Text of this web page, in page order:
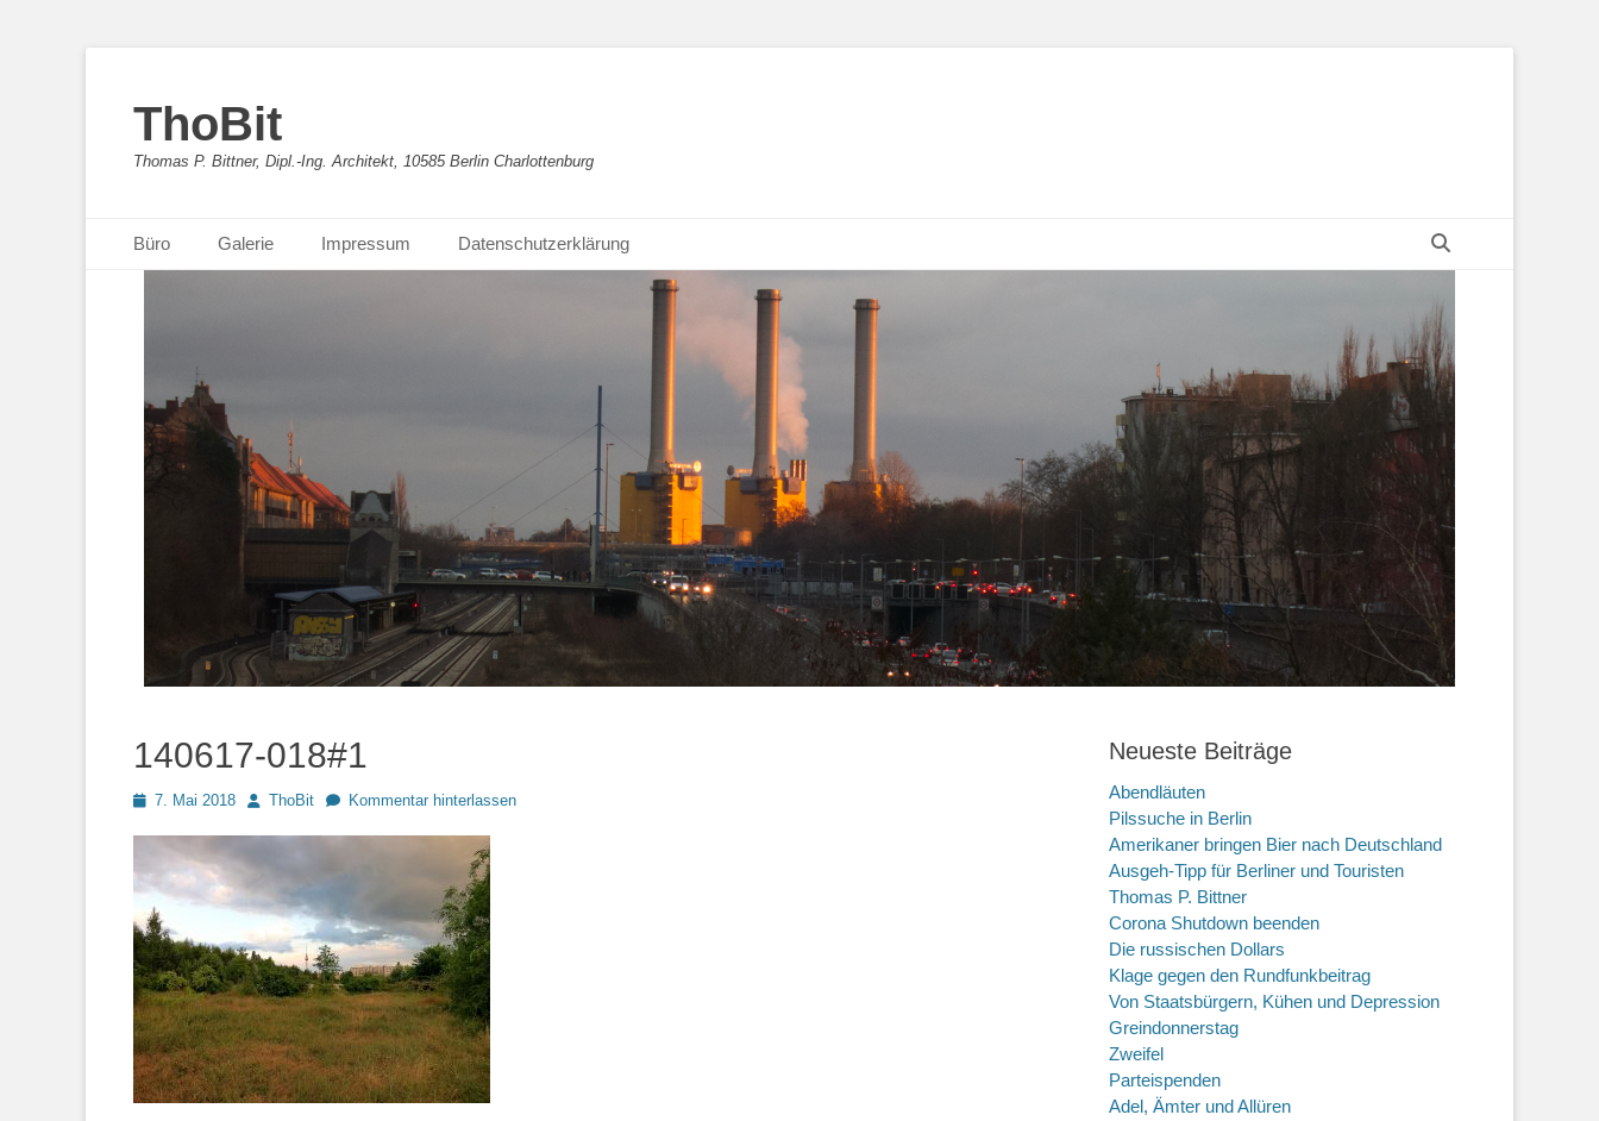
ThoBit
Thomas P. Bittner, Dipl.-Ing. Architekt, 10585 Berlin Charlottenburg
Primäres Menü
Inhalt
Büro Galerie Impressum Datenschutzerklärung
140617-018#1
Posted7. Mai 2018 AutorThoBit Kommentar hinterlassen
Neueste Beiträge
Abendläuten
Pilssuche in Berlin
Amerikaner bringen Bier nach Deutschland
Ausgeh-Tipp für Berliner und Touristen
Thomas P. Bittner
Corona Shutdown beenden
Die russischen Dollars
Klage gegen den Rundfunkbeitrag
Von Staatsbürgern, Kühen und Depression
Greindonnerstag
Zweifel
Parteispenden
Adel, Ämter und Allüren